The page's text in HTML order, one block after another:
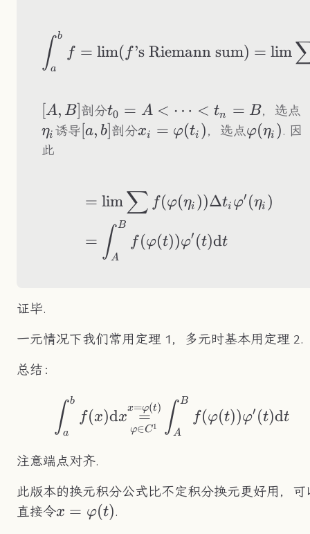
∫a
b
f = lim( f’s Riemann sum) = lim
[A,B]
[A, B]剖分t_0=A<\cdots<t_n=B
t0 = A < ⋯ < tn = B，选点
ηi 诱导[a,b]
[a, b]剖分x_i=\varphi(t_i)
xi = φ(ti )，选点φ(ηi ). 因
此
\begin{aligned}
= lim∑ f(φ(ηi ))Δti φ′ (ηi )
= ∫A
B
f (φ(t))φ′ (t)dt
证毕.
一元情况下我们常用定理 1，多元时基本用定理 2.
总结：
∫a
b
f (x)dx
φ∈C1
=
x=φ(t) ∫A
B
f(φ(t))φ′ (t)dt
注意端点对齐.
此版本的换元积分公式比不定积分换元更好用，可
直接令x=\varphi(t)
x = φ(t).